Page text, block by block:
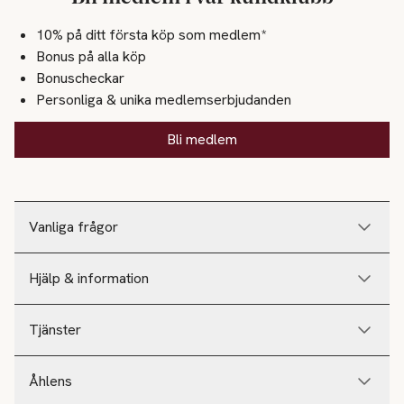
Vanliga frågor
Hjälp & information
Tjänster
Åhlens
10% på ditt första köp som medlem*
Bonus på alla köp
Bonuscheckar
Personliga & unika medlemserbjudanden
Bli medlem